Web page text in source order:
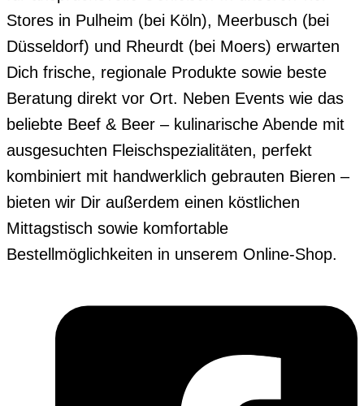
Stores in Pulheim (bei Köln), Meerbusch (bei
Düsseldorf) und Rheurdt (bei Moers) erwarten
Dich frische, regionale Produkte sowie beste
Beratung direkt vor Ort. Neben Events wie das
beliebte Beef & Beer – kulinarische Abende mit
ausgesuchten Fleischspezialitäten, perfekt
kombiniert mit handwerklich gebrauten Bieren –
bieten wir Dir außerdem einen köstlichen
Mittagstisch sowie komfortable
Bestellmöglichkeiten in unserem Online-Shop.